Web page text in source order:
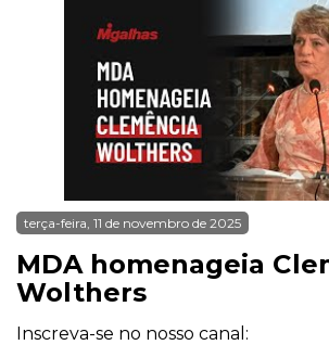
terça-feira, 11 de novembro de 2025
MDA homenageia
Wolthers
Inscreva-se no nosso canal: